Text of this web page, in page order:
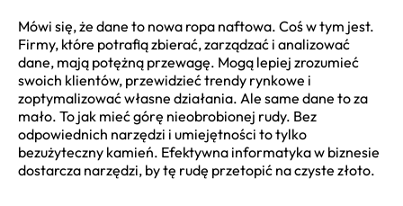
Mówi się, że dane to nowa ropa naftowa. Coś w tym jest.
Firmy, które potrafią zbierać, zarządzać i analizować
dane, mają potężną przewagę. Mogą lepiej zrozumieć
swoich klientów, przewidzieć trendy rynkowe i
zoptymalizować własne działania. Ale same dane to za
mało. To jak mieć górę nieobrobionej rudy. Bez
odpowiednich narzędzi i umiejętności to tylko
bezużyteczny kamień. Efektywna informatyka w biznesie
dostarcza narzędzi, by tę rudę przetopić na czyste złoto.